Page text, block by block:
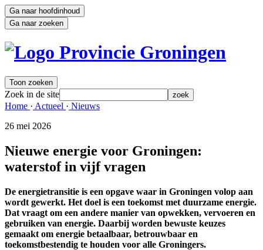
Ga naar hoofdinhoud
Ga naar zoeken
Toon zoeken
Zoek in de site zoek
Home · Actueel · Nieuws
26 mei 2026
Nieuwe energie voor Groningen:
waterstof in vijf vragen
De energietransitie is een opgave waar in Groningen volop aan
wordt gewerkt. Het doel is een toekomst met duurzame energie.
Dat vraagt om een andere manier van opwekken, vervoeren en
gebruiken van energie. Daarbij worden bewuste keuzes
gemaakt om energie betaalbaar, betrouwbaar en
toekomstbestendig te houden voor alle Groningers.